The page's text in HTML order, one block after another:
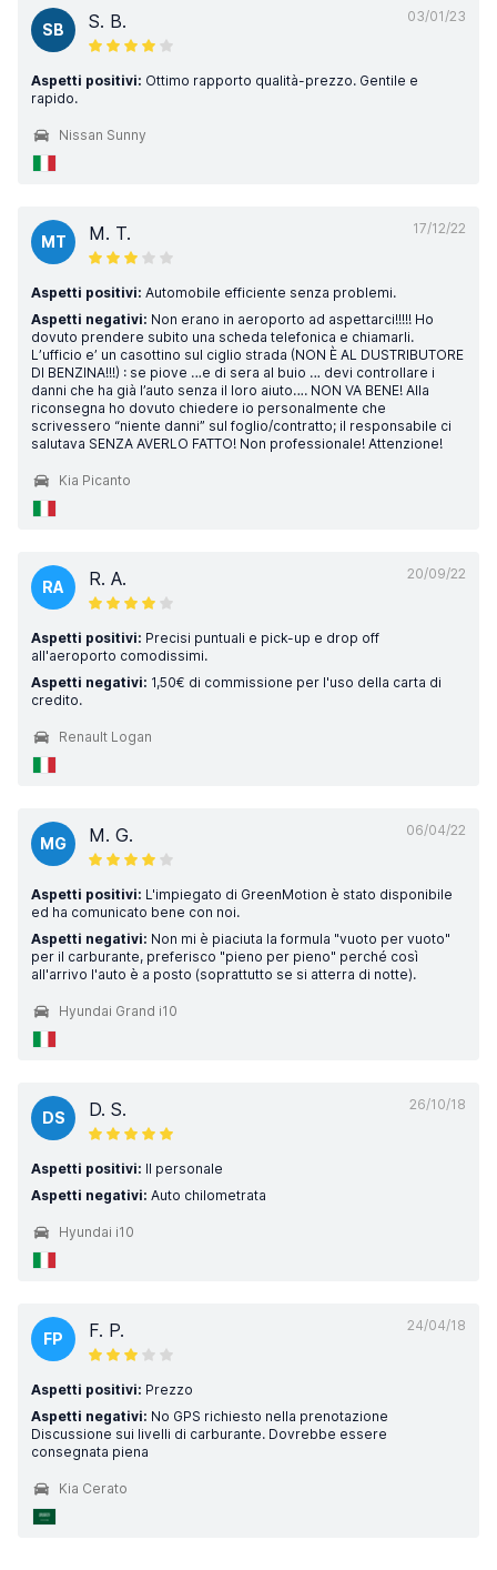
03/01/23
SB S. B.
Aspetti positivi: Ottimo rapporto qualità-prezzo. Gentile e
rapido.
Nissan Sunny
17/12/22
MT M. T.
Aspetti positivi: Automobile efficiente senza problemi.
Aspetti negativi: Non erano in aeroporto ad aspettarci!!!!! Ho
dovuto prendere subito una scheda telefonica e chiamarli.
L’ufficio e’ un casottino sul ciglio strada (NON È AL DUSTRIBUTORE
DI BENZINA!!!) : se piove …e di sera al buio … devi controllare i
danni che ha già l’auto senza il loro aiuto…. NON VA BENE! Alla
riconsegna ho dovuto chiedere io personalmente che
scrivessero “niente danni” sul foglio/contratto; il responsabile ci
salutava SENZA AVERLO FATTO! Non professionale! Attenzione!
Kia Picanto
20/09/22
RA R. A.
Aspetti positivi: Precisi puntuali e pick-up e drop off
all'aeroporto comodissimi.
Aspetti negativi: 1,50€ di commissione per l'uso della carta di
credito.
Renault Logan
06/04/22
MG M. G.
Aspetti positivi: L'impiegato di GreenMotion è stato disponibile
ed ha comunicato bene con noi.
Aspetti negativi: Non mi è piaciuta la formula "vuoto per vuoto"
per il carburante, preferisco "pieno per pieno" perché così
all'arrivo l'auto è a posto (soprattutto se si atterra di notte).
Hyundai Grand i10
26/10/18
DS D. S.
Aspetti positivi: Il personale
Aspetti negativi: Auto chilometrata
Hyundai i10
24/04/18
FP F. P.
Aspetti positivi: Prezzo
Aspetti negativi: No GPS richiesto nella prenotazione
Discussione sui livelli di carburante. Dovrebbe essere
consegnata piena
Kia Cerato